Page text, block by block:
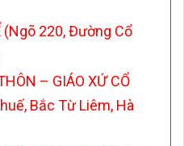
(Ngõ 220, Đường Cổ
– GIÁO XỨ CỔ
Bắc Từ Liêm, Hà